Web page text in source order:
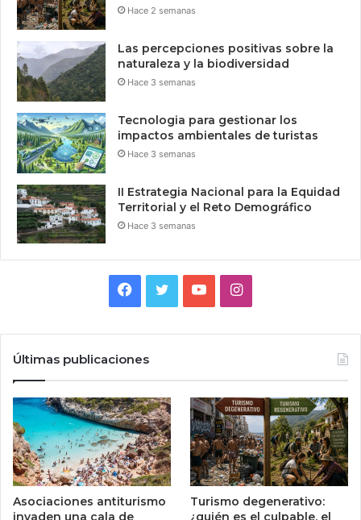
Hace 2 semanas
Las percepciones positivas sobre la
naturaleza y la biodiversidad
Hace 3 semanas
Tecnologia para gestionar los
impactos ambientales de turistas
Hace 3 semanas
II Estrategia Nacional para la Equidad
Territorial y el Reto Demográfico
Hace 3 semanas
Facebook
TwitterYouTubeInstagram
Últimas publicaciones
Asociaciones antiturismo
invaden una cala de
Turismo degenerativo:
¿quién es el culpable, el